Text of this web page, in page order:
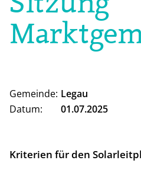
Gemeinde: Legau
Datum:
01.07.2025
Kriterien für den